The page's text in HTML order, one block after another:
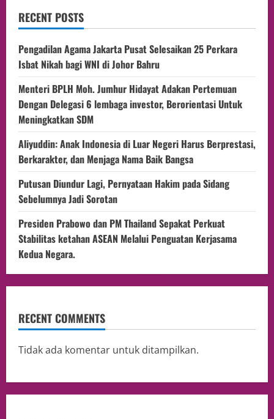
RECENT POSTS
Pengadilan Agama Jakarta Pusat Selesaikan 25 Perkara
Isbat Nikah bagi WNI di Johor Bahru
Menteri BPLH Moh. Jumhur Hidayat Adakan Pertemuan
Dengan Delegasi 6 lembaga investor, Berorientasi Untuk
Meningkatkan SDM
Aliyuddin: Anak Indonesia di Luar Negeri Harus Berprestasi,
Berkarakter, dan Menjaga Nama Baik Bangsa
Putusan Diundur Lagi, Pernyataan Hakim pada Sidang
Sebelumnya Jadi Sorotan
Presiden Prabowo dan PM Thailand Sepakat Perkuat
Stabilitas ketahan ASEAN Melalui Penguatan Kerjasama
Kedua Negara.
RECENT COMMENTS
Tidak ada komentar untuk ditampilkan.